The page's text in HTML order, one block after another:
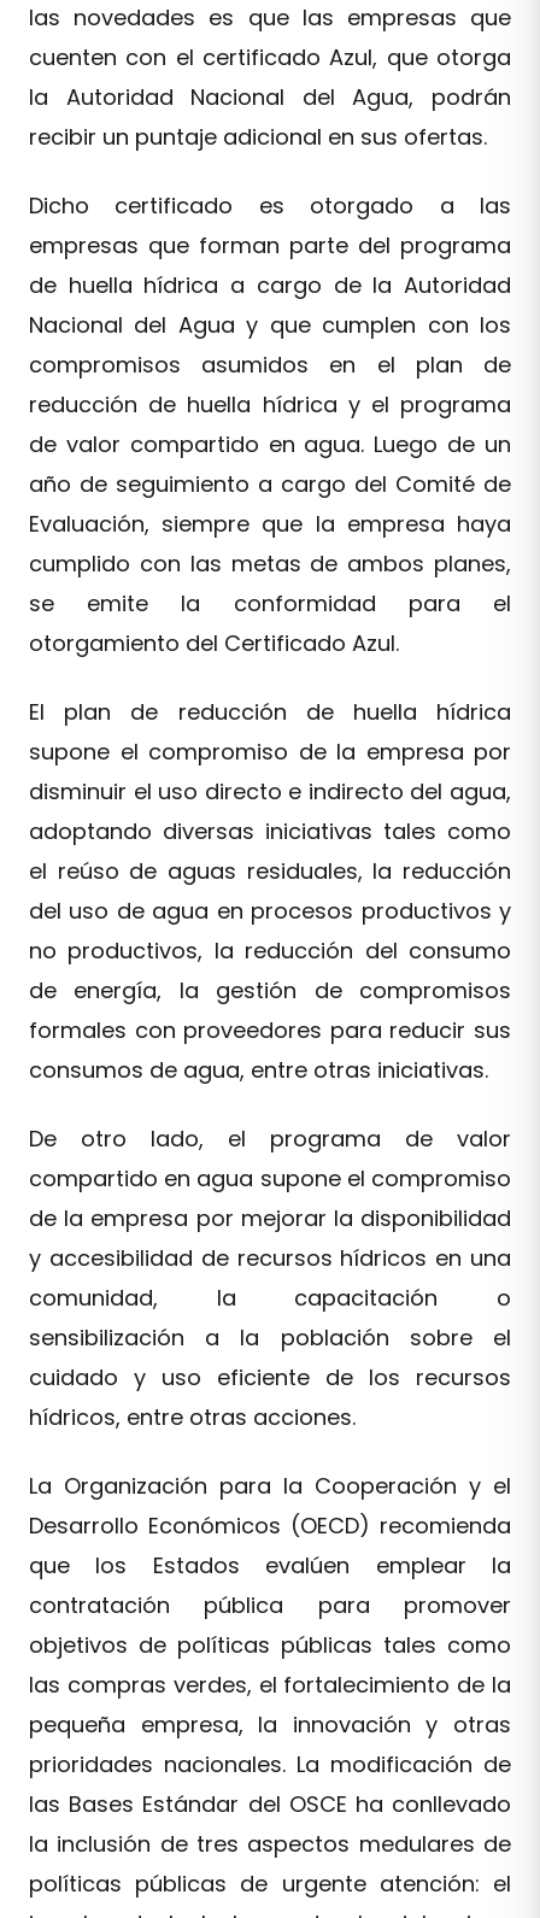
las novedades es que las empresas que
cuenten con el certificado Azul, que otorga
la Autoridad Nacional del Agua, podrán
recibir un puntaje adicional en sus ofertas.
Dicho certificado es otorgado a las
empresas que forman parte del programa
de huella hídrica a cargo de la Autoridad
Nacional del Agua y que cumplen con los
compromisos asumidos en el plan de
reducción de huella hídrica y el programa
de valor compartido en agua. Luego de un
año de seguimiento a cargo del Comité de
Evaluación, siempre que la empresa haya
cumplido con las metas de ambos planes,
se emite la conformidad para el
otorgamiento del Certificado Azul.
El plan de reducción de huella hídrica
supone el compromiso de la empresa por
disminuir el uso directo e indirecto del agua,
adoptando diversas iniciativas tales como
el reúso de aguas residuales, la reducción
del uso de agua en procesos productivos y
no productivos, la reducción del consumo
de energía, la gestión de compromisos
formales con proveedores para reducir sus
consumos de agua, entre otras iniciativas.
De otro lado, el programa de valor
compartido en agua supone el compromiso
de la empresa por mejorar la disponibilidad
y accesibilidad de recursos hídricos en una
comunidad, la capacitación o
sensibilización a la población sobre el
cuidado y uso eficiente de los recursos
hídricos, entre otras acciones.
La Organización para la Cooperación y el
Desarrollo Económicos (OECD) recomienda
que los Estados evalúen emplear la
contratación pública para promover
objetivos de políticas públicas tales como
las compras verdes, el fortalecimiento de la
pequeña empresa, la innovación y otras
prioridades nacionales. La modificación de
las Bases Estándar del OSCE ha conllevado
la inclusión de tres aspectos medulares de
políticas públicas de urgente atención: el